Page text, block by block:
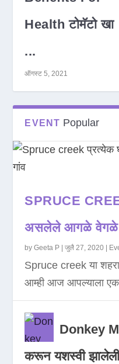
Health टोमॅटो खा
...
ऑगस्ट 5, 2021
EVENT Popular
SPRUCE
असलेले आगळे वेगळे
byGeeta P |जुलै 27, 2020
Spruce creek या
आम्ही आज आपल्याला
Donkey
करून यशस्वी